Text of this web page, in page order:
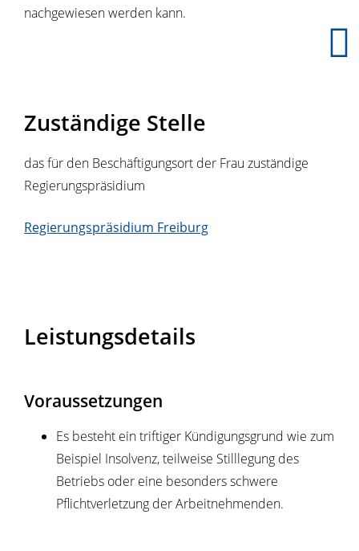
nachgewiesen werden kann.
Zuständige Stelle
das für den Beschäftigungsort der Frau zuständige
Regierungspräsidium
Regierungspräsidium Freiburg
Leistungsdetails
Voraussetzungen
Es besteht ein triftiger Kündigungsgrund wie zum
Beispiel Insolvenz, teilweise Stilllegung des
Betriebs oder eine besonders schwere
Pflichtverletzung der Arbeitnehmenden.